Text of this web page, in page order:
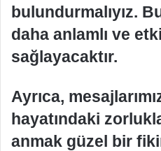
bulundurmalıyız.
daha anlamlı ve
sağlayacaktır.
Ayrıca,
hayatındaki
anmak güzel bir